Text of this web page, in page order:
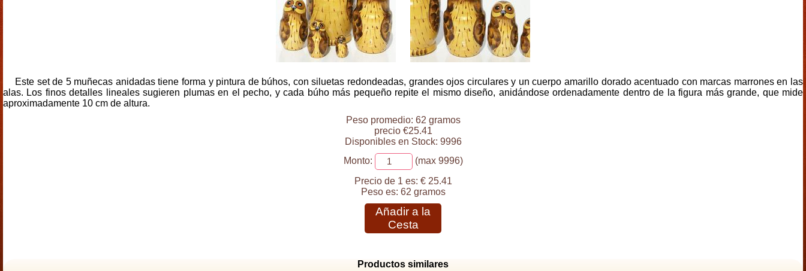
Este set de 5 muñecas anidadas tiene forma y pintura de búhos, con siluetas redondeadas, grandes ojos circulares y un cuerpo amarillo dorado acentuado con marcas marrones en las
alas. Los finos detalles lineales sugieren plumas en el pecho, y cada búho más pequeño repite el mismo diseño, anidándose ordenadamente dentro de la figura más grande, que mide
aproximadamente 10 cm de altura.
Peso promedio: 62 gramos
precio €25.41
Disponibles en Stock: 9996
Monto:
(max 9996)
Precio de 1 es: € 25.41
Peso es: 62 gramos
Añadir a la
Cesta
Productos similares